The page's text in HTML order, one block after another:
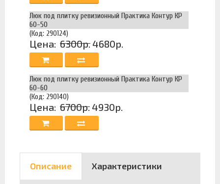
Люк под плитку ревизионный Практика Контур КР
60-50
(Код: 290124)
Цена: 6300р. 4680р.
Люк под плитку ревизионный Практика Контур КР
60-60
(Код: 290140)
Цена: 6700р. 4930р.
Описание Характеристики